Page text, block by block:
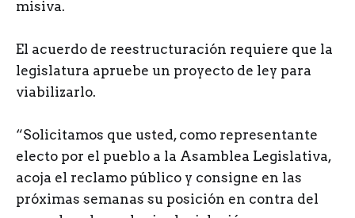
misiva.
El acuerdo de reestructuración requiere que la
legislatura apruebe un proyecto de ley para
viabilizarlo.
“Solicitamos que usted, como representante
electo por el pueblo a la Asamblea Legislativa,
acoja el reclamo público y consigne en las
próximas semanas su posición en contra del